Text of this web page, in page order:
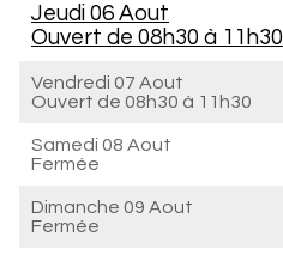
Jeudi 06 Aout
Ouvert de 08h30 à 11h30
Vendredi 07 Aout
Ouvert de 08h30 à 11h30
Samedi 08 Aout
Fermée
Dimanche 09 Aout
Fermée